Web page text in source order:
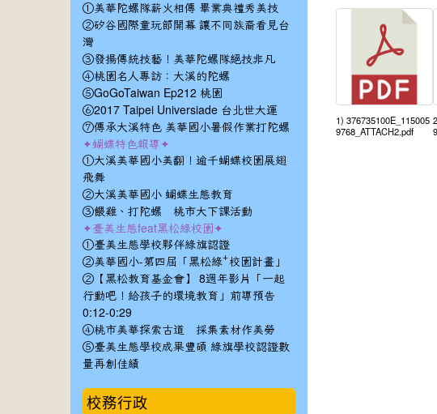
1) 376735100E_115005
9768_ATTACH2.pdf
①美華陀螺隊薪火相傳 畢業典禮秀美技
②矽谷國際童玩節開幕 讓不同族裔看見台
灣
③發揚傳統技藝！美華陀螺隊絕技非凡
④桃園名人專訪：大溪的陀螺
⑤GoGoTaiwan Ep212 桃園
⑥2017 Taipei Universiade 台北世大運
⑦傳承大溪特色 美華國小暑假作業打陀螺
✦蝴蝶特色報導✦
①大溪美華國小美翻！逾千蝴蝶校園展翅
飛舞
②大溪美華國小 蝴蝶生態教育
③餵雞、打陀螺 桃市大下課活動
✦臺美生態feat黑松綠校園✦
①臺美生態學校夥伴綠旗認證
②美華國小-第四屆「黑松綠⁺校園計畫」
②【黑松教育基金會】 8週年影片「一起
行動吧！給孩子的環境教育」前導預告
0:12-0:29
④桃市美華探索古道 採集素材作美勞
⑤臺美生態學校成果豐碩 綠旗學校認證數
量再創佳績
校務行政